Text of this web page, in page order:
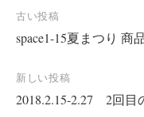
投
稿
ナ
ビ
古い投稿
space1-15夏まつり 商
新しい投稿
2018.2.15-2.27 2回目